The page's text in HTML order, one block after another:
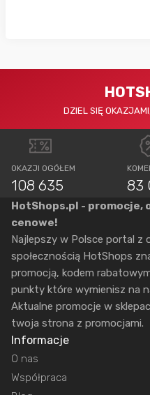
DZIEL SIĘ
OKAZJI OGÓŁEM
108 635 83
HotShops.pl - promocje,
cenowe!
Najlepszy w Polsce portal z
społecznością HotShops
promocją, kodem
punkty które wymienisz na
Aktualne promocje w
twoja strona z promocjami.
Informacje
O nas
Współpraca